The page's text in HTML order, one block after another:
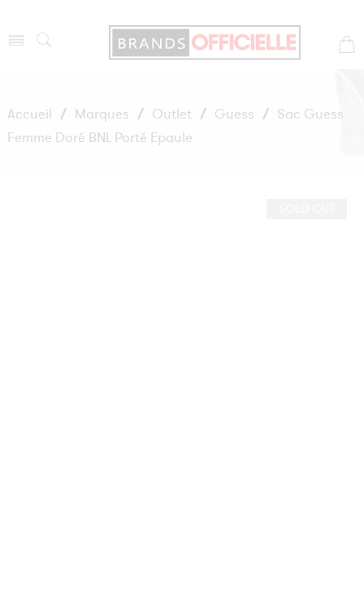
Accueil / Marques / Outlet / Guess / Sac Guess
Femme Doré BNL Porté Epaule